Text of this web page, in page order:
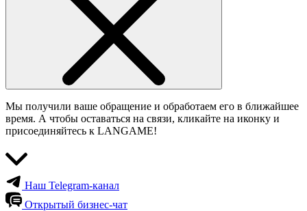
Мы получили ваше обращение и обработаем его в ближайшее
время. А чтобы оставаться на связи, кликайте на иконку и
присоединяйтесь к LANGAME!
Наш Telegram-канал
Открытый бизнес-чат